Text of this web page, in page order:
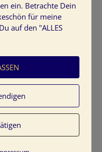
ein. Betrachte Dein
für meine
auf den "ALLES